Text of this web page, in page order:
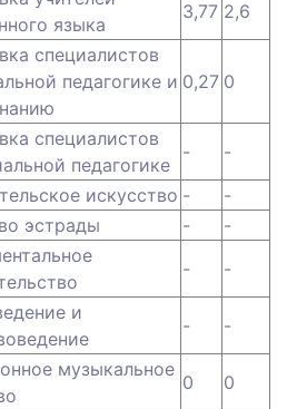
языка
3,77 2,6
специалистов
педагогике и 0,27 0
специалистов
педагогике
-
-
искусство -
-
эстрады -
-
- -
и
- -
музыкальное
0 0